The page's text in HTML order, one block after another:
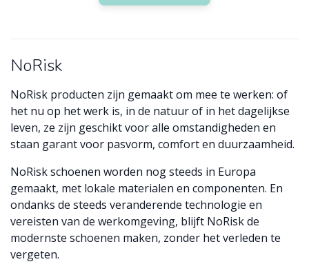
NoRisk
NoRisk producten zijn gemaakt om mee te werken: of
het nu op het werk is, in de natuur of in het dagelijkse
leven, ze zijn geschikt voor alle omstandigheden en
staan garant voor pasvorm, comfort en duurzaamheid.
NoRisk schoenen worden nog steeds in Europa
gemaakt, met lokale materialen en componenten. En
ondanks de steeds veranderende technologie en
vereisten van de werkomgeving, blijft NoRisk de
modernste schoenen maken, zonder het verleden te
vergeten.